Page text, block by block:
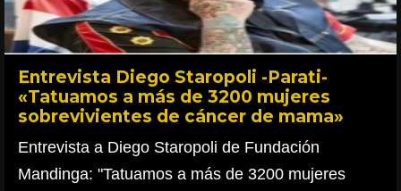
Entrevista Diego Staropoli -Parati-
«Tatuamos a más de 3200 mujeres
sobrevivientes de cáncer de mama»
Entrevista a Diego Staropoli de Fundación
Mandinga: "Tatuamos a más de 3200 mujeres